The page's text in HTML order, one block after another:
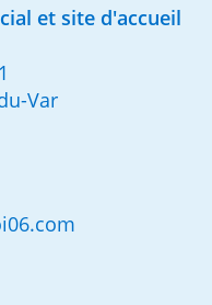
et site d'accueil
Var